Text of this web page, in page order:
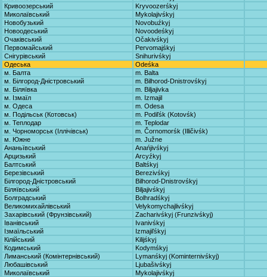
Кривоозерський
Kryvoozerśkyj
Миколаївський
Mykolajivśkyj
Новобузький
Novobuźkyj
Новоодеський
Novoodeśkyj
Очаківський
Očakivśkyj
Первомайський
Pervomajśkyj
Снігурівський
Snihurivśkyj
Одеська
Odeśka
м. Балта
m. Balta
м. Білгород-Дністровський
m. Bilhorod-Dnistrovśkyj
м. Біляївка
m. Biljajivka
м. Ізмаїл
m. Izmajil
м. Одеса
m. Odesa
м. Подільськ (Котовськ)
m. Podiľśk (Kotovśk)
м. Теплодар
m. Teplodar
м. Чорноморськ (Іллічівськ)
m. Čornomorśk (Illičivśk)
м. Южне
m. Južne
Ананьївський
Anańjivśkyj
Арцизький
Arcyźkyj
Балтський
Baltśkyj
Березівський
Berezivśkyj
Білгород-Дністровський
Bilhorod-Dnistrovśkyj
Біляївський
Biljajivśkyj
Болградський
Bolhradśkyj
Великомихайлівський
Velykomychajlivśkyj
Захарівський (Фрунзівський)
Zacharivśkyj (Frunzivśkyj)
Іванівський
Ivanivśkyj
Ізмаїльський
Izmajiľśkyj
Кілійський
Kilijśkyj
Кодимський
Kodymśkyj
Лиманський (Комінтернівський)
Lymanśkyj (Kominternivśkyj)
Любашівський
Ljubašivśkyj
Миколаївський
Mykolajivśkyj